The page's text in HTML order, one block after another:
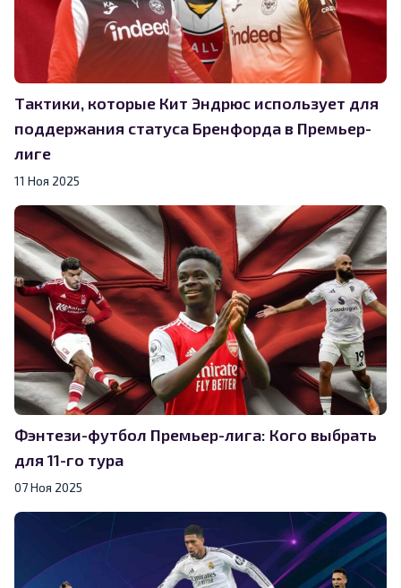
Тактики, которые Кит Эндрюс использует для
поддержания статуса Бренфорда в Премьер-
лиге
11 Ноя 2025
Фэнтези-футбол Премьер-лига: Кого выбрать
для 11-го тура
07 Ноя 2025